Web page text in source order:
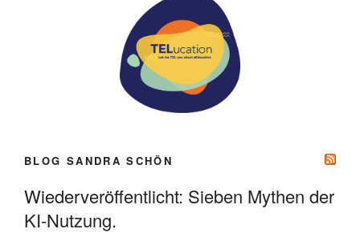
BLOG SANDRA SCHÖN
Wiederveröffentlicht: Sieben Mythen der
KI-Nutzung.